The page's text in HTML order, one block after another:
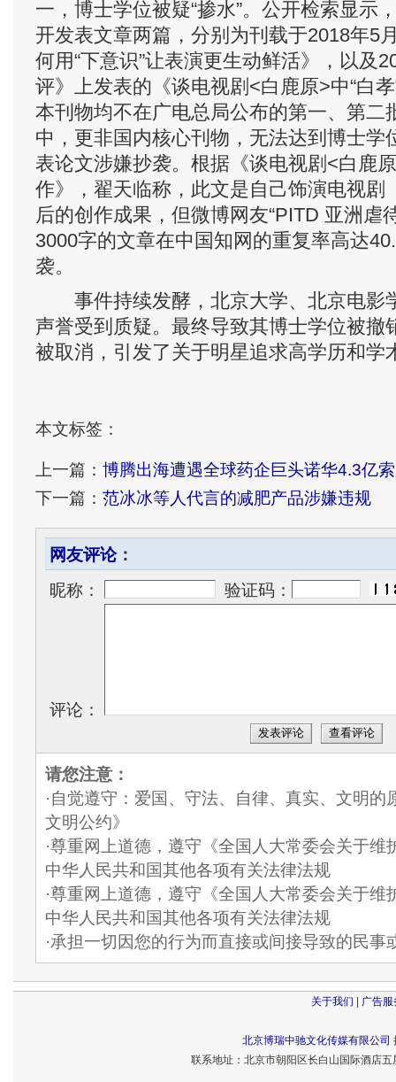
一，博士学位被疑“掺水”。公开检索显示
开发表文章两篇，分别为刊载于2018年5
何用“下意识”让表演更生动鲜活》，以及
评》上发表的《谈电视剧<白鹿原>中“白
本刊物均不在广电总局公布的第一、第二
中，更非国内核心刊物，无法达到博士学
表论文涉嫌抄袭。根据《谈电视剧<白鹿
作》，翟天临称，此文是自己饰演电视剧
后的创作成果，但微博网友“PITD 亚洲虐
3000字的文章在中国知网的重复率高达
袭。
事件持续发酵，北京大学、北京电影
声誉受到质疑。最终导致其博士学位被撤
被取消，引发了关于明星追求高学历和学
本文标签：
上一篇： 博腾出海遭遇全球药企巨头诺华4.3亿
下一篇： 范冰冰等人代言的减肥产品涉嫌违规
网友评论：
昵称：
验证码：
评论：
发表评论 查看评论
请您注意：
·自觉遵守：爱国、守法、自律、真实、文明的
文明公约》
·尊重网上道德，遵守《全国人大常委会关于维
中华人民共和国其他各项有关法律法规
·尊重网上道德，遵守《全国人大常委会关于维
中华人民共和国其他各项有关法律法规
·承担一切因您的行为而直接或间接导致的民事
关于我们 | 广告服
北京博瑞中驰文化传媒有限公司
联系地址：北京市朝阳区长白山国际酒店